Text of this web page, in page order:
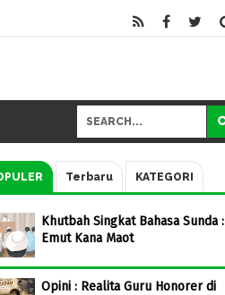
Terbaru KATEGORI
Khutbah Singkat Bahasa Sunda :
Emut Kana Maot
Opini : Realita Guru Honorer di